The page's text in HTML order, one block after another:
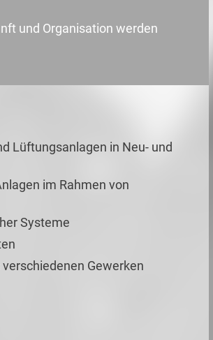
und Organisation werden
Lüftungsanlagen in Neu- und
im Rahmen von
Systeme
Gewerken